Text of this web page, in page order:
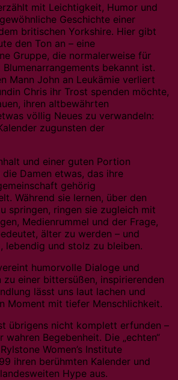
mit Leichtigkeit, Humor und
Geschichte einer
britischen Yorkshire. Hier gibt
den Ton an – eine
Gruppe, die normalerweise für
Blumenarrangements bekannt ist.
Mann John an Leukämie verliert
Chris ihr Trost spenden möchte,
ihren altbewährten
völlig Neues zu verwandeln:
zugunsten der
und einer guten Portion
Damen etwas, das ihre
gehörig
Während sie lernen, über den
springen, ringen sie zugleich mit
Medienrummel und der Frage,
älter zu werden – und
lebendig und stolz zu bleiben.
humorvolle Dialoge und
zu einer bittersüßen, inspirierenden
lässt uns laut lachen und
Moment mit tiefer Menschlichkeit.
übrigens nicht komplett erfunden –
Begebenheit. Die „echten“
Women’s Institute
ihren berühmten Kalender und
Hype aus.